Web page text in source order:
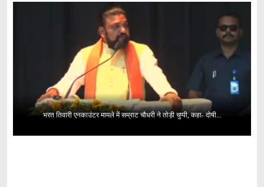
भरत तिवारी एनकाउंटर मामले में सम्राट चौधरी ने तोड़ी चुप्पी, कहा- दोषी...